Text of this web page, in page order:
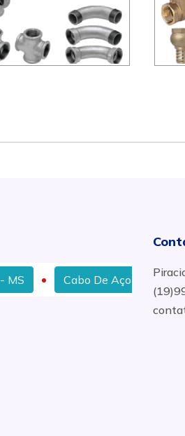
Cabo De Aço Para Talha em